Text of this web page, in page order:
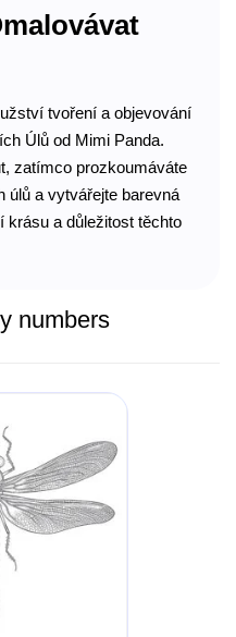
tvoření a objevování
Úlů od Mimi Panda.
zatímco prozkoumáváte
úlů a vytvářejte barevná
krásu a důležitost těchto
numbers